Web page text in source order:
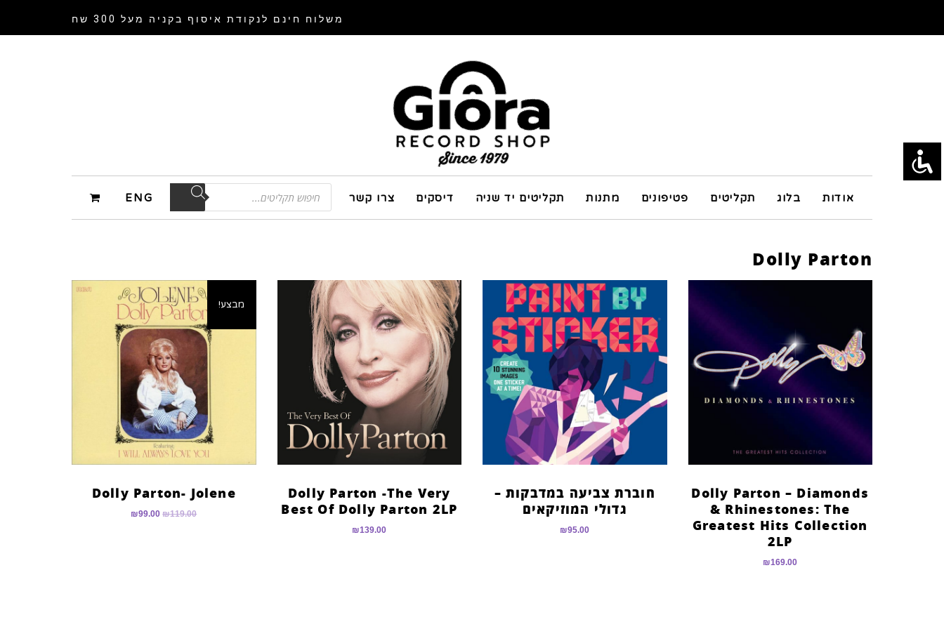
משלוח חינם לנקודת איסוף בקניה מעל 300 שח
אודות בלוג תקליטים פטיפונים מתנות תקליטים יד שניה דיסקים צרו קשר ENG
Dolly Parton
Dolly Parton – Diamonds
& Rhinestones: The
Greatest Hits Collection
2LP
₪169.00
חוברת צביעה במדבקות –
גדולי המוזיקאים
₪95.00
Dolly Parton -The Very
Best Of Dolly Parton 2LP
₪139.00
מבצע!
Dolly Parton- Jolene
₪119.00
₪99.00